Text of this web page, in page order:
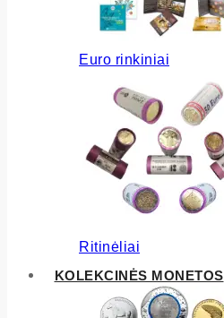
Euro rinkiniai
Ritinėliai
KOLEKCINĖS MONETOS